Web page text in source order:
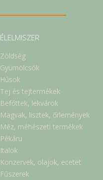
ÉLELMISZER
Zöldség
Gyümölcsök
Húsok
Tej és tejtermékek
Befőttek, lekvárok
Magvak, lisztek, őrlemények
Méz, méhészeti termékek
Pékáru
Italok
Konzervek, olajok, ecetet
Fűszerek